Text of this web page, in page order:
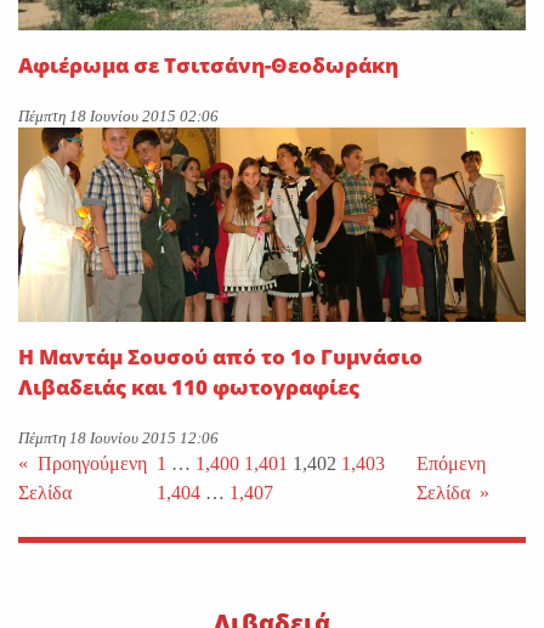
Αφιέρωμα σε Τσιτσάνη-Θεοδωράκη
Πέμπτη 18 Ιουνίου 2015 02:06
H Μαντάμ Σουσού από το 1ο Γυμνάσιο
Λιβαδειάς και 110 φωτογραφίες
Πέμπτη 18 Ιουνίου 2015 12:06
« Προηγούμενη
Σελίδα
1 … 1,400 1,401 1,402 1,403
1,404 … 1,407
Επόμενη
Σελίδα »